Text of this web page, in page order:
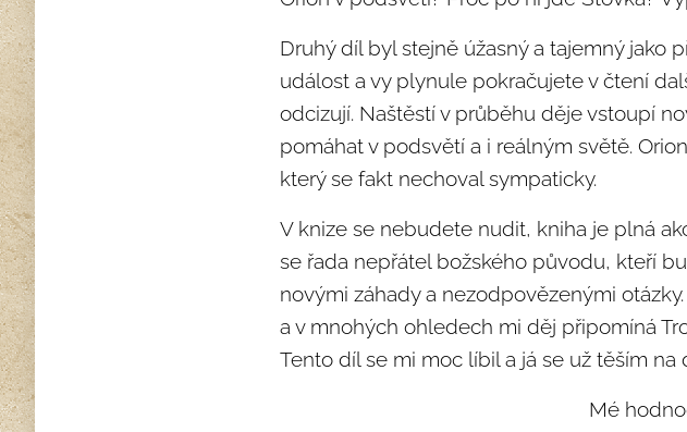
Druhý díl byl stejně úžasný a tajemný jako
událost a vy plynule pokračujete v čtení
odcizují. Naštěstí v průběhu děje vstoupí
pomáhat v podsvětí a i reálným světě.
který se fakt nechoval sympaticky.
V knize se nebudete nudit, kniha je plná
se řada nepřátel božského původu, kteří
novými záhady a nezodpovězenými
a v mnohých ohledech mi děj připomíná
Tento díl se mi moc líbil a já se už těším na
Mé